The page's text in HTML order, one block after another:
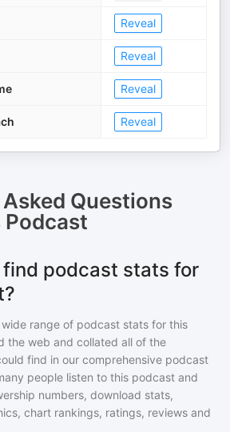
Reveal
Reveal
Reveal
Reveal
Questions
Podcast
find podcast stats for
range of podcast stats for this
the web and collated all of the
find in our comprehensive podcast
people listen to this podcast and
numbers, download stats,
chart rankings, ratings, reviews and